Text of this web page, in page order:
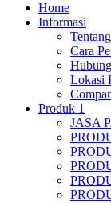
Home
Informasi
Cara
Lokasi
Produk 1
JASA